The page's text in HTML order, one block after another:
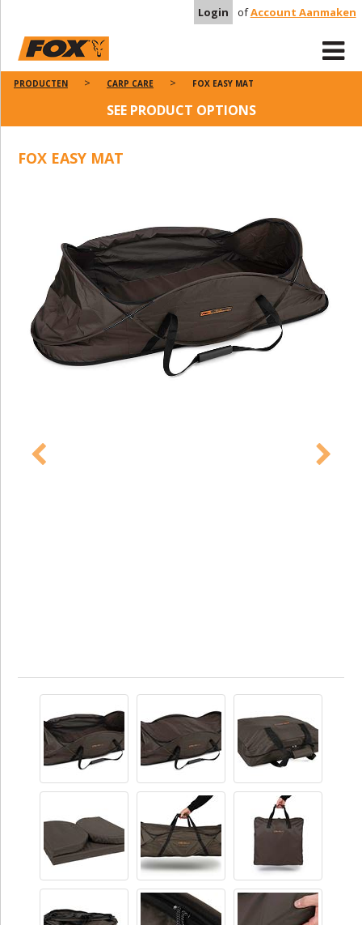
Login ofAccount Aanmaken
PRODUCTEN CARP CARE FOX EASY MAT
SEE PRODUCT OPTIONS
FOX EASY MAT